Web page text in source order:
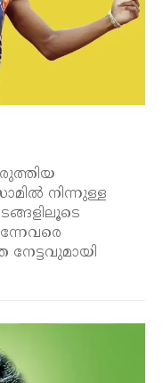
നിന്നുള്ള
നേട്ടവുമായി